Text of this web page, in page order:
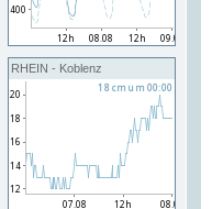
RHEIN - Koblenz